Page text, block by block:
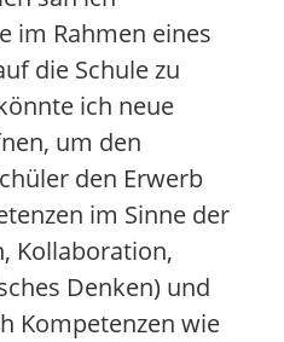
im Rahmen eines
die Schule zu
ich neue
um den
den Erwerb
im Sinne der
Kollaboration,
Denken) und
Kompetenzen wie